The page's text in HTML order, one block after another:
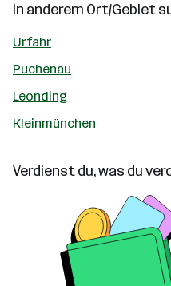
In anderem Ort/Gebiet
Urfahr
Puchenau
Leonding
Kleinmünchen
Verdienst du, was du